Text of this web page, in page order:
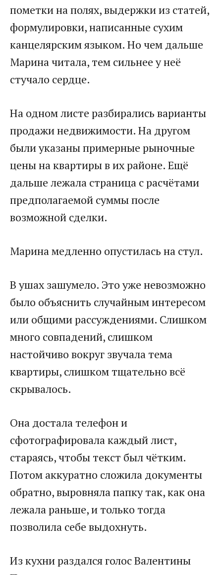
пометки на полях, выдержки из статей,
формулировки, написанные сухим
канцелярским языком. Но чем дальше
Марина читала, тем сильнее у неё
стучало сердце.
На одном листе разбирались варианты
продажи недвижимости. На другом
были указаны примерные рыночные
цены на квартиры в их районе. Ещё
дальше лежала страница с расчётами
предполагаемой суммы после
возможной сделки.
Марина медленно опустилась на стул.
В ушах зашумело. Это уже невозможно
было объяснить случайным интересом
или общими рассуждениями. Слишком
много совпадений, слишком
настойчиво вокруг звучала тема
квартиры, слишком тщательно всё
скрывалось.
Она достала телефон и
сфотографировала каждый лист,
стараясь, чтобы текст был чётким.
Потом аккуратно сложила документы
обратно, выровняла папку так, как она
лежала раньше, и только тогда
позволила себе выдохнуть.
Из кухни раздался голос Валентины